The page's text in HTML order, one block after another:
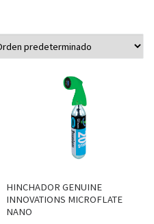
HINCHADOR GENUINE
INNOVATIONS MICROFLATE
NANO